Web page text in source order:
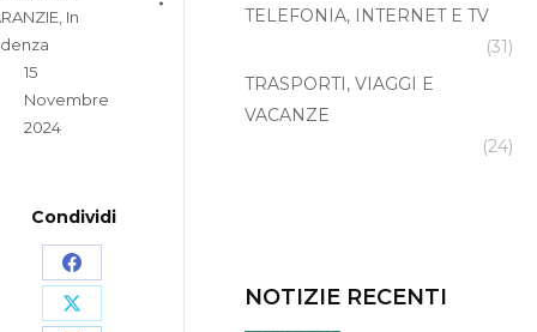
, In
15
Novembre
2024
Condividi
Share
on
Share
TELEFONIA, INTERNET E TV
(31)
TRASPORTI, VIAGGI E
VACANZE
(24)
NOTIZIE RECENTI